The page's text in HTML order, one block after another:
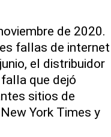
de 2020.
fallas de internet
el distribuidor
que dejó
sitios de
York Times y